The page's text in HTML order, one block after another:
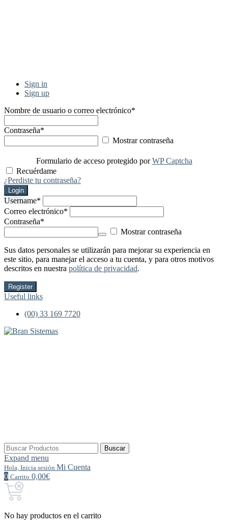
Sign in
Sign up
Nombre de usuario o correo electrónico*
Contraseña*
Mostrar contraseña
Formulario de acceso protegido porWP Captcha
Recuérdame
¿Perdiste tu contraseña?
Login
Username*
Correo electrónico*
Contraseña*
Mostrar contraseña
Sus datos personales se utilizarán para mejorar su experiencia en
este sitio, para manejar el acceso a tu cuenta, y para otros motivos
descritos en nuestra política de privacidad.
Register
Useful links
(00) 33 169 7720
Buscar
por:
Buscar
Expand menu
Hola, Inicia sesión Mi Cuenta
0 Carrito 0,00€
No hay productos en el carrito